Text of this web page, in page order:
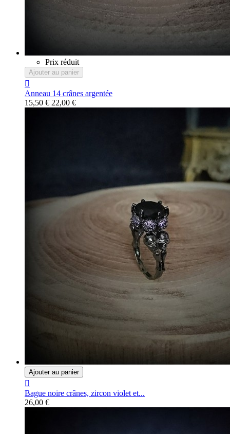
Prix réduit
Ajouter au panier

Anneau 14 crânes argentée
15,50 € 22,00 €
Ajouter au panier

Bague noire crânes, zircon violet et...
26,00 €